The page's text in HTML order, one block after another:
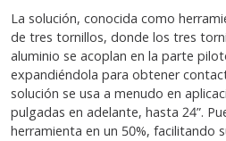
La solución, conocida como
de tres tornillos, donde los tres
aluminio se acoplan en la parte
expandiéndola para obtener
solución se usa a menudo en
pulgadas en adelante, hasta 24”.
herramienta en un 50%, facilitando